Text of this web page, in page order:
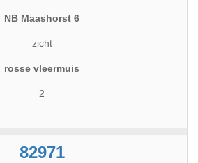
NB Maashorst 6
zicht
rosse vleermuis
2
82971